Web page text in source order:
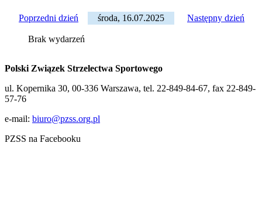
Poprzedni dzień środa, 16.07.2025 Następny dzień
Brak wydarzeń
Polski Związek Strzelectwa Sportowego
ul. Kopernika 30, 00-336 Warszawa, tel. 22-849-84-67, fax 22-849-
57-76
e-mail: biuro@pzss.org.pl
PZSS na Facebooku